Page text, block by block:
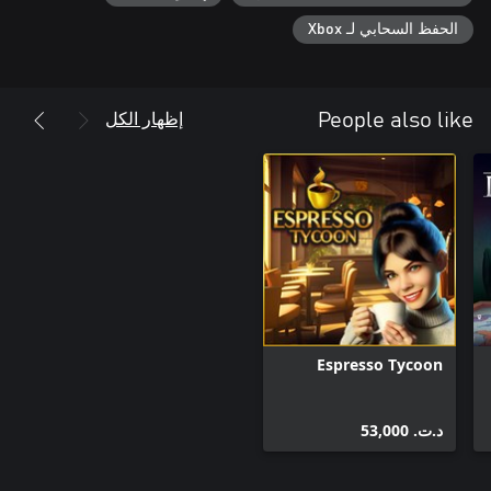
الحفظ السحابي لـ Xbox
People also like إظهار الكل
Espresso Tycoon
د.ت.‏ 53,000